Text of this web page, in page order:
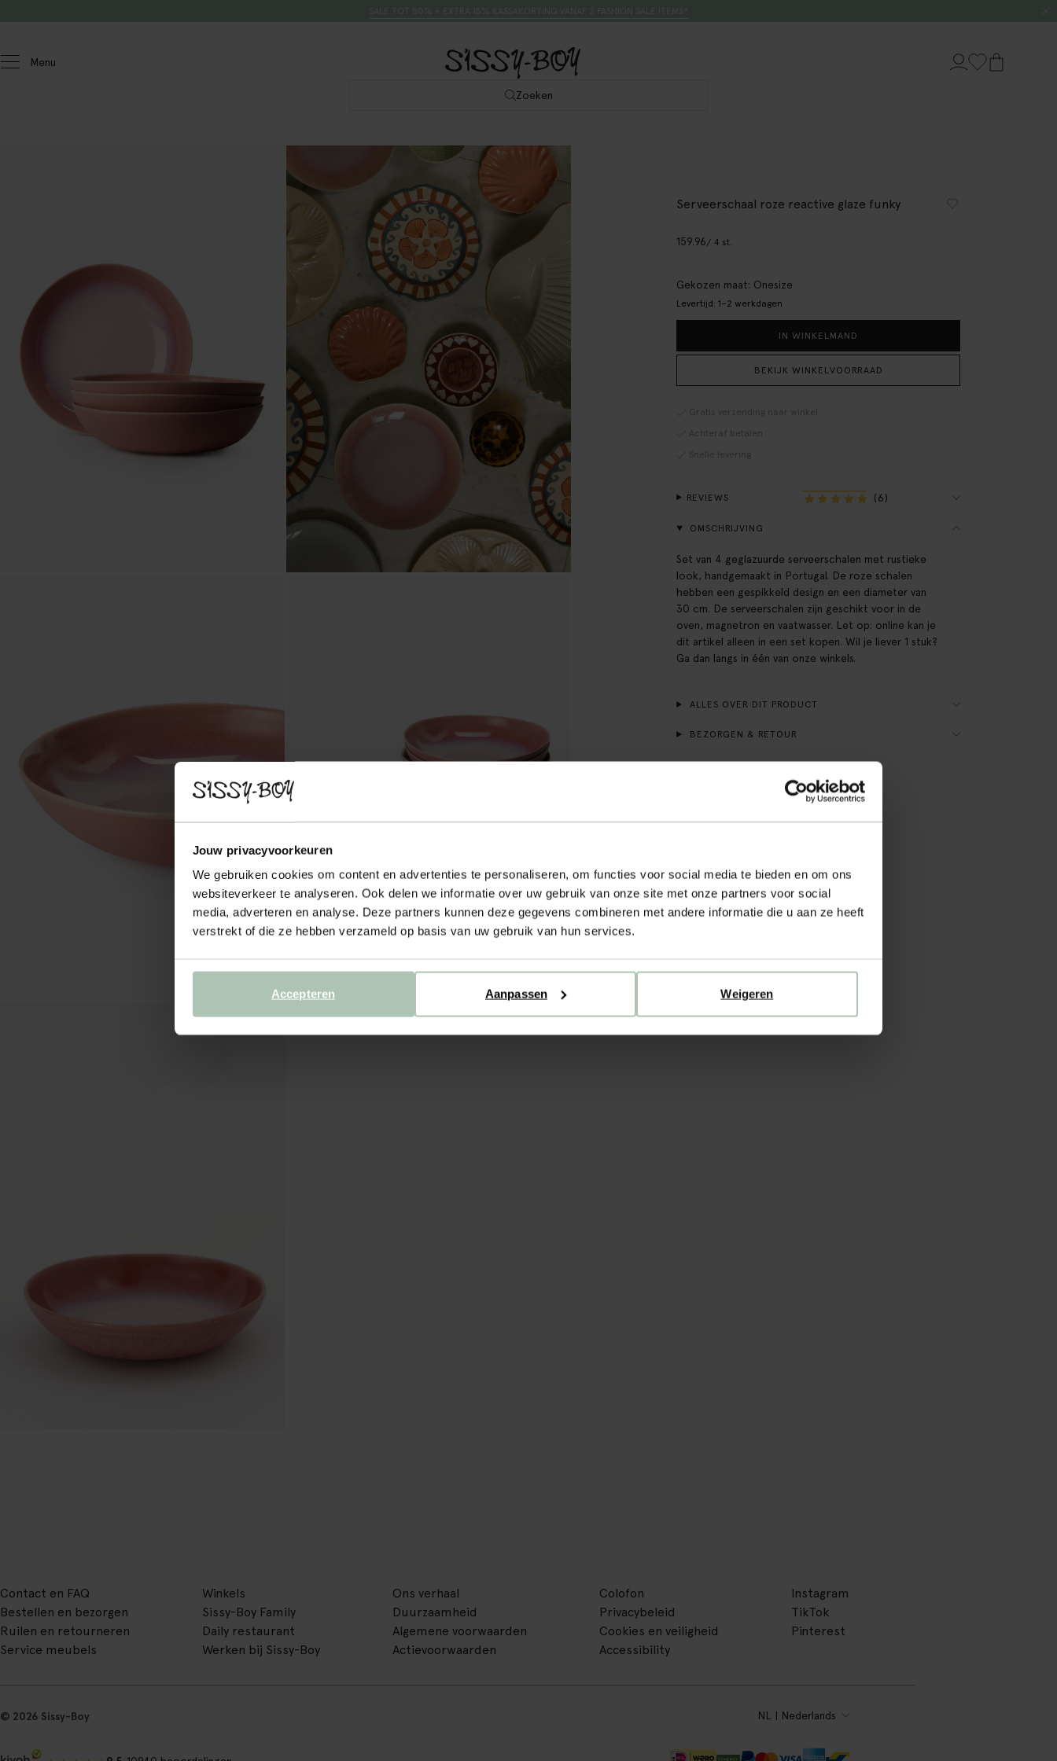
Jouw privacyvoorkeuren
We gebruiken cookies om content en advertenties te personaliseren, om functies voor social media te bieden en om ons
websiteverkeer te analyseren. Ook delen we informatie over uw gebruik van onze site met onze partners voor social
media, adverteren en analyse. Deze partners kunnen deze gegevens combineren met andere informatie die u aan ze heeft
verstrekt of die ze hebben verzameld op basis van uw gebruik van hun services.
Weigeren
Aanpassen
Accepteren
Menu
Zoeken
Serveerschaal roze reactive glaze funky
159.96/ 4 st.
Gekozen maat: Onesize
Levertijd: 1–2 werkdagen
IN WINKELMAND
BEKIJK WINKELVOORRAAD
Gratis verzending naar winkel
Achteraf betalen
Snelle levering
REVIEWS (6)
OMSCHRIJVING
Set van 4 geglazuurde serveerschalen met rustieke
look, handgemaakt in Portugal. De roze schalen
hebben een gespikkeld design en een diameter van
30 cm. De serveerschalen zijn geschikt voor in de
oven, magnetron en vaatwasser. Let op: online kan je
dit artikel alleen in een set kopen. Wil je liever 1 stuk?
Ga dan langs in één van onze winkels.
ALLES OVER DIT PRODUCT
BEZORGEN & RETOUR
Contact en FAQ
Bestellen en bezorgen
Ruilen en retourneren
Service meubels
Winkels
Sissy-Boy Family
Daily restaurant
Werken bij Sissy-Boy
Ons verhaal
Duurzaamheid
Algemene voorwaarden
Actievoorwaarden
Colofon
Privacybeleid
Cookies en veiligheid
Accessibility
Instagram
TikTok
Pinterest
NL | Nederlands
© 2026 Sissy-Boy